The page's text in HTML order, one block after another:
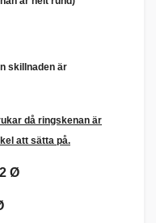
skillnaden är
då ringskenan är
att sätta på.
Ø